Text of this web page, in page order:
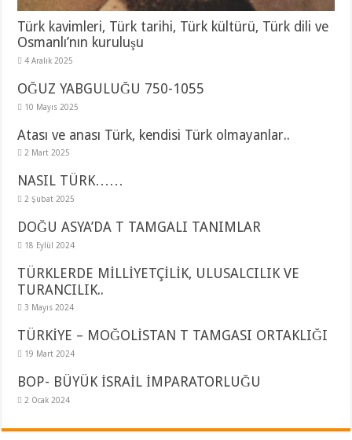
Türk kavimleri, Türk tarihi, Türk kültürü, Türk dili ve
Osmanlı’nın kuruluşu
4 Aralık 2025
OĞUZ YABGULUĞU 750-1055
10 Mayıs 2025
Atası ve anası Türk, kendisi Türk olmayanlar..
2 Mart 2025
NASIL TÜRK……
2 Şubat 2025
DOĞU ASYA’DA T TAMGALI TANIMLAR
18 Eylül 2024
TÜRKLERDE MİLLİYETÇİLİK, ULUSALCILIK VE
TURANCILIK..
3 Mayıs 2024
TÜRKİYE – MOĞOLİSTAN T TAMGASI ORTAKLIĞI
19 Mart 2024
BOP- BÜYÜK İSRAİL İMPARATORLUĞU
2 Ocak 2024